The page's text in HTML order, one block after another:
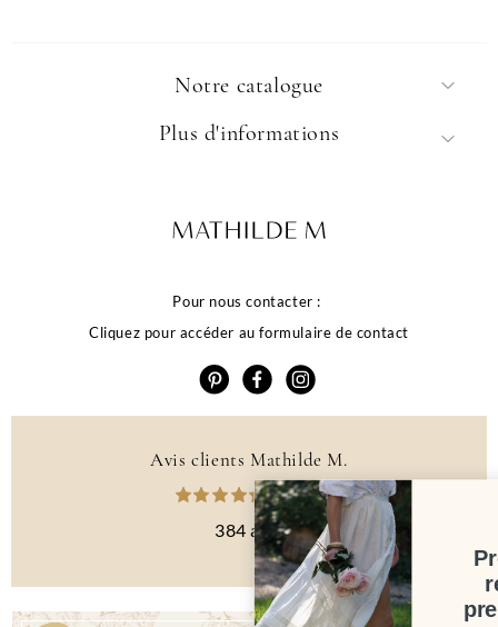
Notre catalogue
Pour nous contacter :
Cliquez pour accéder au formulaire de contact
Plus d'informations
Avis clients Mathilde M.
4.6 /5
384 avis
Profitez de 10% de
remise sur votre
première commande